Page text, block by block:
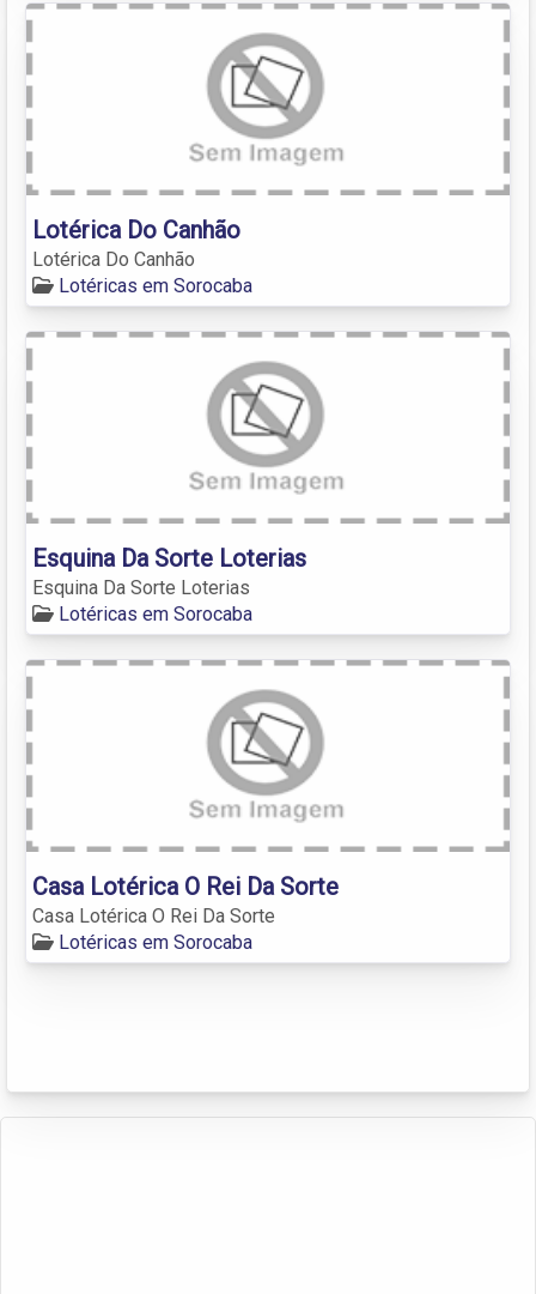
Lotérica Do Canhão
Lotérica Do Canhão
Lotéricas em Sorocaba
Esquina Da Sorte Loterias
Esquina Da Sorte Loterias
Lotéricas em Sorocaba
Casa Lotérica O Rei Da Sorte
Casa Lotérica O Rei Da Sorte
Lotéricas em Sorocaba